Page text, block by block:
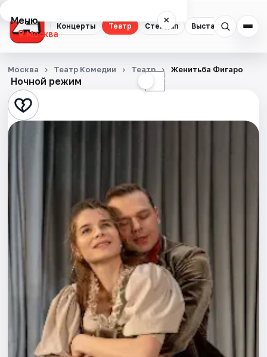
Концерты Театр Стендап Выставки
Меню ×
Москва
Концерты
Театр
Стендап
События
Площадки
Артисты
Ночной режим ☾
Москва Театр Комедии Театр Женитьба Фигаро